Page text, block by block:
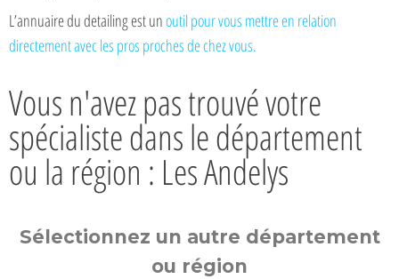
L’annuaire du detailing est unoutil pour vous mettre en relation
directement avec les pros proches de chez vous.
Vous n'avez pas trouvé votre
spécialiste dans le département
ou la région : Les Andelys
Sélectionnez un autre département
ou région